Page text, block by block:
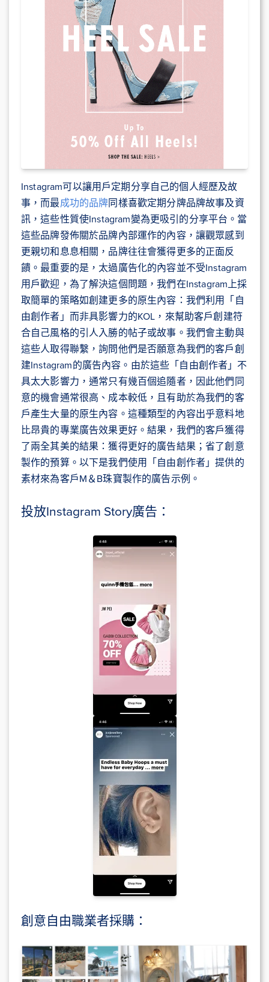
Instagram可以讓用戶定期分享自己的個人經歷及故
事，而最成功的品牌同樣喜歡定期分牌品牌故事及資
訊，這些性質使Instagram變為更吸引的分享平台。當
這些品牌發佈關於品牌內部運作的內容，讓觀眾感到
更親切和息息相關，品牌往往會獲得更多的正面反
饋。最重要的是，太過廣告化的內容並不受Instagram
用戶歡迎，為了解決這個問題，我們在Instagram上採
取簡單的策略如創建更多的原生內容：我們利用「自
由創作者」而非具影響力的KOL，來幫助客戶創建符
合自己風格的引人入勝的帖子或故事。我們會主動與
這些人取得聯繫，詢問他們是否願意為我們的客戶創
建Instagram的廣告內容。由於這些「自由創作者」不
具太大影響力，通常只有幾百個追隨者，因此他們同
意的機會通常很高、成本較低，且有助於為我們的客
戶產生大量的原生內容。這種類型的內容出乎意料地
比昂貴的專業廣告效果更好。結果，我們的客戶獲得
了兩全其美的結果：獲得更好的廣告結果；省了創意
製作的預算。以下是我們使用「自由創作者」提供的
素材來為客戶M＆B珠寶製作的廣告示例。
投放Instagram Story廣告：
創意自由職業者採購：